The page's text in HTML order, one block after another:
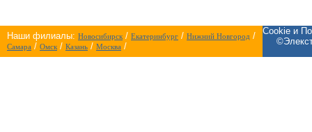
Наши филиалы: Новосибирск/ Екатеринбург / Нижний Новгород /
Самара / Омск/ Казань / Москва /
Cookie и